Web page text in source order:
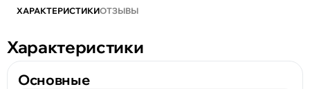
ХАРАКТЕРИСТИКИОТЗЫВЫ
Характеристики
Основные